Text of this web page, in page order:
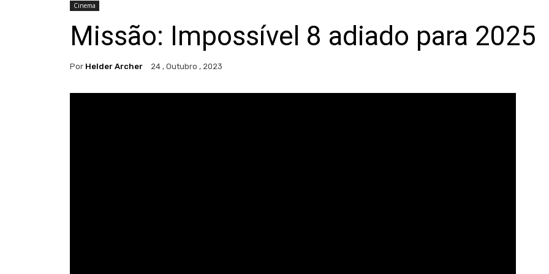
Cinema
Missão: Impossível 8 adiado para 2025
Por Helder Archer 24 , Outubro , 2023